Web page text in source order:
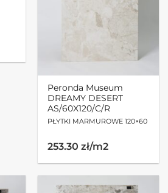
Peronda Museum
DREAMY DESERT
AS/60X120/C/R
PŁYTKI MARMUROWE 120×60
253.30 zł/m2